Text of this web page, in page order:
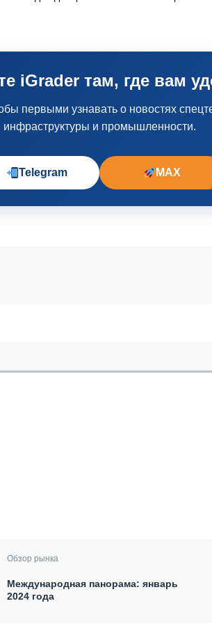
iGrader там, где вам
первыми узнавать о новостях
инфраструктуры и промышленности.
Telegram MAX
Обзор рынка
Международная панорама: январь
2024 года